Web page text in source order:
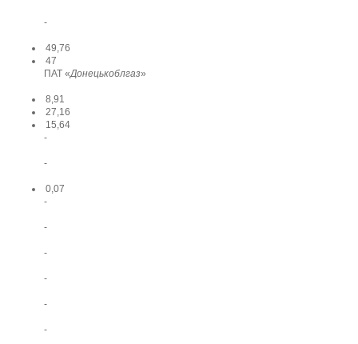
-
49,76
47
ПАТ «Донецькоблгаз»
8,91
27,16
15,64
-
-
0,07
-
-
-
-
-
-